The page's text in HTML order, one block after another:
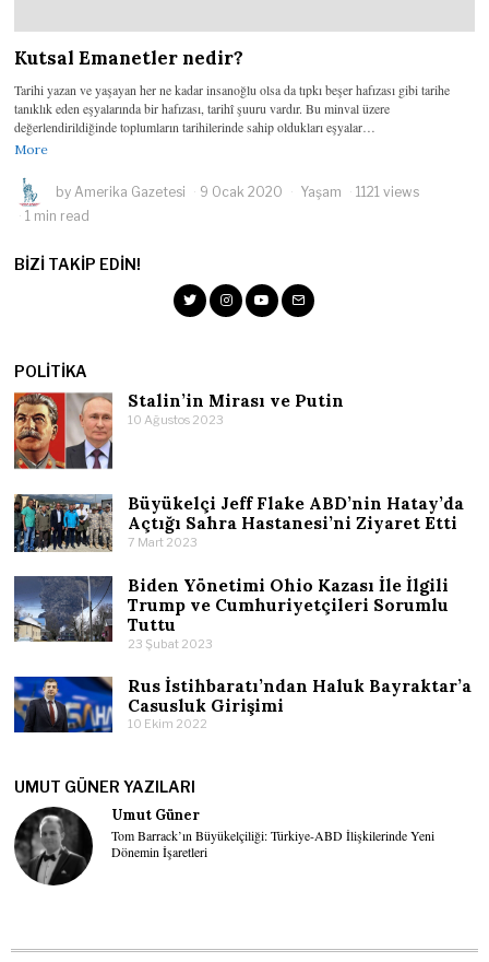
Kutsal Emanetler nedir?
Tarihi yazan ve yaşayan her ne kadar insanoğlu olsa da tıpkı beşer hafızası gibi tarihe
tanıklık eden eşyalarında bir hafızası, tarihî şuuru vardır. Bu minval üzere
değerlendirildiğinde toplumların tarihilerinde sahip oldukları eşyalar…
More
by Amerika Gazetesi 9 Ocak 2020 Yaşam
1121 views
1 min read
BIZI TAKIP EDIN!
POLITIKA
Stalin’in Mirası ve Putin
10 Ağustos 2023
Büyükelçi Jeff Flake ABD’nin Hatay’da
Açtığı Sahra Hastanesi’ni Ziyaret Etti
7 Mart 2023
Biden Yönetimi Ohio Kazası İle İlgili
Trump ve Cumhuriyetçileri Sorumlu
Tuttu
23 Şubat 2023
Rus İstihbaratı’ndan Haluk Bayraktar’a
Casusluk Girişimi
10 Ekim 2022
UMUT GÜNER YAZILARI
Umut Güner
Tom Barrack’ın Büyükelçiliği: Türkiye-ABD İlişkilerinde Yeni
Dönemin İşaretleri